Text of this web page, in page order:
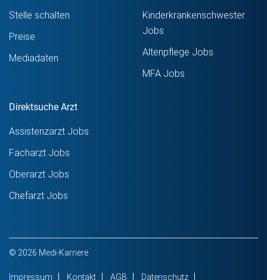
Stelle schalten
Preise
Mediadaten
Kinderkrankenschwester
Jobs
Altenpflege Jobs
MFA Jobs
Direktsuche Arzt
Assistenzarzt Jobs
Facharzt Jobs
Oberarzt Jobs
Chefarzt Jobs
© 2026 Medi-Karriere
Impressum Kontakt AGB Datenschutz